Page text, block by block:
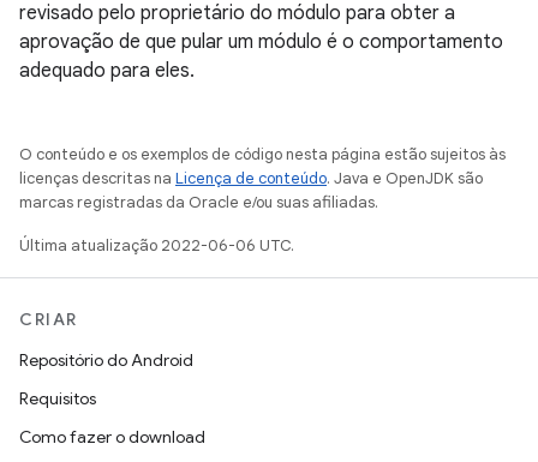
revisado pelo proprietário do módulo para obter a
aprovação de que pular um módulo é o comportamento
adequado para eles.
O conteúdo e os exemplos de código nesta página estão sujeitos às
licenças descritas na Licença de conteúdo. Java e OpenJDK são
marcas registradas da Oracle e/ou suas afiliadas.
Última atualização 2022-06-06 UTC.
CRIAR
Repositório do Android
Requisitos
Como fazer o download